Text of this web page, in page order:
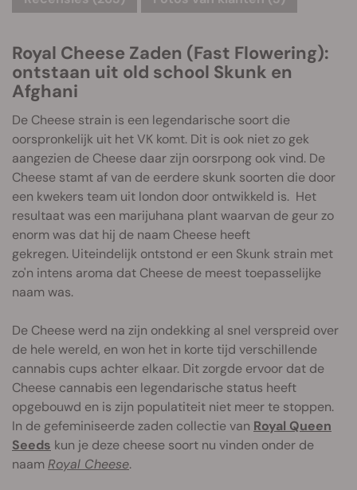
Royal Cheese Zaden (Fast Flowering):
ontstaan uit old school Skunk en
Afghani
De Cheese strain is een legendarische soort die
oorspronkelijk uit het VK komt. Dit is ook niet zo gek
aangezien de Cheese daar zijn oorsrpong ook vind. De
Cheese stamt af van de eerdere skunk soorten die door
een kwekers team uit london door ontwikkeld is. Het
resultaat was een marijuhana plant waarvan de geur zo
enorm was dat hij de naam Cheese heeft
gekregen. Uiteindelijk ontstond er een Skunk strain met
zo'n intens aroma dat Cheese de meest toepasselijke
naam was.
De Cheese werd na zijn ondekking al snel verspreid over
de hele wereld, en won het in korte tijd verschillende
cannabis cups achter elkaar. Dit zorgde ervoor dat de
Cheese cannabis een legendarische status heeft
opgebouwd en is zijn populatiteit niet meer te stoppen.
In de gefeminiseerde zaden collectie van Royal Queen
Seeds kun je deze cheese soort nu vinden onder de
naamRoyal Cheese.